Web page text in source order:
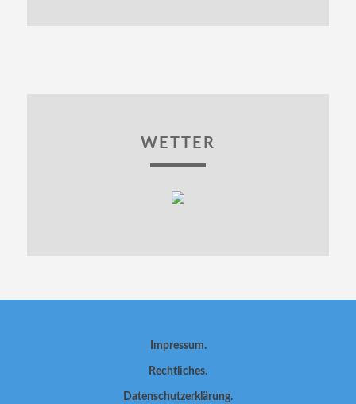
WETTER
Impressum
Rechtliches
Datenschutzerklärung